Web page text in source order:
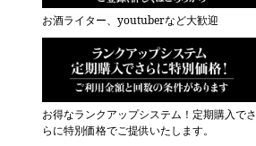
お酒ライター、youtuberなど大歓迎
お得なランクアップシステム！定期購入でさ
らに特別価格でご提供いたします。